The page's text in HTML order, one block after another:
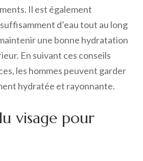
Il est également
d’eau tout au long
une bonne hydratation
En suivant ces conseils
les hommes peuvent garder
hydratée et rayonnante.
visage pour